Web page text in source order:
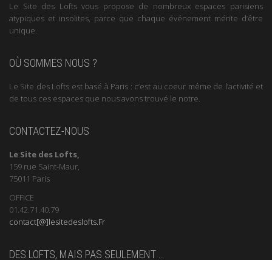
Le Site des Lofts vous propose de nombreux espaces parisiens
atypiques et insolites, parce que chaque événement mérite d’être
unique.
OÙ SOMMES NOUS ?
Le Site des Lofts est basé à Paris : c’est au coeur même de l’activité et
de tous ces espaces que nous avons trouvé le notre.
CONTACTEZ-NOUS
Le Site des Lofts,
159 rue Saint-Maur,
75011 Paris
OFFICE
01.42.71.40.79
contact[@]lesitedeslofts.Fr
DES LOFTS, MAIS PAS SEULEMENT …